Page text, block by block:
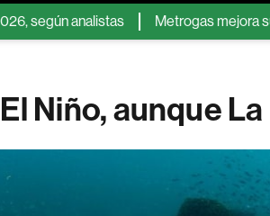
Green Economía Estilo
analistas Metrogas mejora su
Niño, aunque